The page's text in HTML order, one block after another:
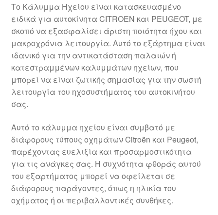
Το Κάλυμμα Ηχείου είναι κατασκευασμένο
ειδικά για αυτοκίνητα CITROEN και PEUGEOT, με
σκοπό να εξασφαλίσει άριστη ποιότητα ήχου και
μακροχρόνια λειτουργία. Αυτό το εξάρτημα είναι
ιδανικό για την αντικατάσταση παλαιών ή
κατεστραμμένων καλυμμάτων ηχείων, που
μπορεί να είναι ζωτικής σημασίας για την σωστή
λειτουργία του ηχοσυστήματος του αυτοκινήτου
σας.
Αυτό το κάλυμμα ηχείου είναι συμβατό με
διάφορους τύπους οχημάτων Citroën και Peugeot,
παρέχοντας ευελιξία και προσαρμοστικότητα
για τις ανάγκες σας. Η συχνότητα φθοράς αυτού
του εξαρτήματος μπορεί να οφείλεται σε
διάφορους παράγοντες, όπως η ηλικία του
οχήματος ή οι περιβαλλοντικές συνθήκες.